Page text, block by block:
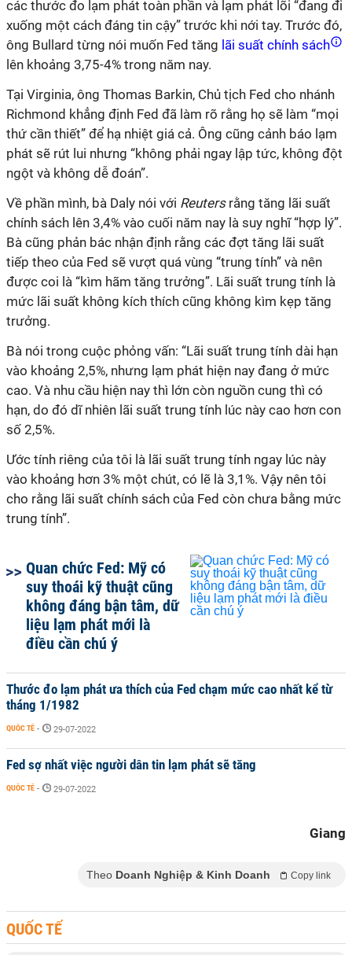
các thước đo lạm phát toàn phần và lạm phát lõi “đang đi
xuống một cách đáng tin cậy” trước khi nới tay. Trước đó,
ông Bullard từng nói muốn Fed tăng lãi suất chính sách
lên khoảng 3,75-4% trong năm nay.
Tại Virginia, ông Thomas Barkin, Chủ tịch Fed cho nhánh
Richmond khẳng định Fed đã làm rõ rằng họ sẽ làm “mọi
thứ cần thiết” để hạ nhiệt giá cả. Ông cũng cảnh báo lạm
phát sẽ rút lui nhưng “không phải ngay lập tức, không đột
ngột và không dễ đoán”.
Về phần mình, bà Daly nói với Reuters rằng tăng lãi suất
chính sách lên 3,4% vào cuối năm nay là suy nghĩ “hợp lý”.
Bà cũng phản bác nhận định rằng các đợt tăng lãi suất
tiếp theo của Fed sẽ vượt quá vùng “trung tính” và nên
được coi là “kìm hãm tăng trưởng”. Lãi suất trung tính là
mức lãi suất không kích thích cũng không kìm kẹp tăng
trưởng.
Bà nói trong cuộc phỏng vấn: “Lãi suất trung tính dài hạn
vào khoảng 2,5%, nhưng lạm phát hiện nay đang ở mức
cao. Và nhu cầu hiện nay thì lớn còn nguồn cung thì có
hạn, do đó dĩ nhiên lãi suất trung tính lúc này cao hơn con
số 2,5%.
Ước tính riêng của tôi là lãi suất trung tính ngay lúc này
vào khoảng hơn 3% một chút, có lẽ là 3,1%. Vậy nên tôi
cho rằng lãi suất chính sách của Fed còn chưa bằng mức
trung tính”.
Quan chức Fed: Mỹ có
suy thoái kỹ thuật cũng
không đáng bận tâm, dữ
liệu lạm phát mới là
điều cần chú ý
Thước đo lạm phát ưa thích của Fed chạm mức cao nhất kể từ
tháng 1/1982
QUỐC TẾ - 29-07-2022
Fed sợ nhất việc người dân tin lạm phát sẽ tăng
QUỐC TẾ - 29-07-2022
Giang
Theo Doanh Nghiệp & Kinh Doanh Copy link
QUỐC TẾ